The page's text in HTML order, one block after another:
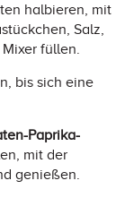
halbieren, mit
Salz,
füllen.
bis sich eine
Paprika-
mit der
genießen.